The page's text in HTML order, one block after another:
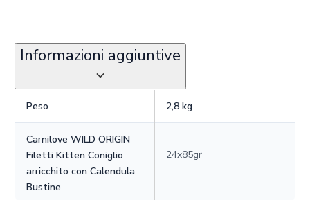
Informazioni aggiuntive
Peso 2,8 kg
Carnilove WILD ORIGIN
Filetti Kitten Coniglio
arricchito con Calendula
Bustine
24x85gr